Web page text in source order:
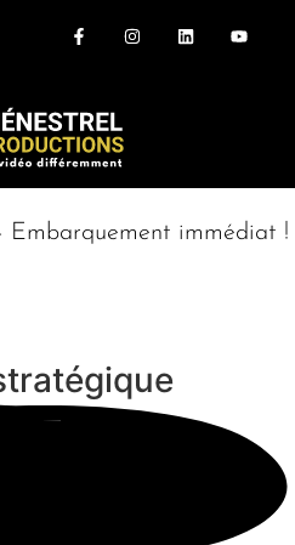
Embarquement immédiat !